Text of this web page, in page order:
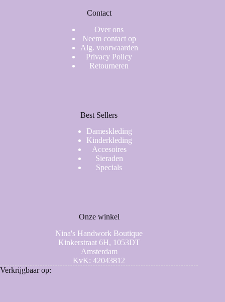
Contact
Over ons
Neem contact op
Alg. voorwaarden
Privacy Policy
Retourneren
Best Sellers
Dameskleding
Kinderkleding
Accesoires
Sieraden
Specials
Onze winkel
Nina's Handwork Boutique
Kinkerstraat 6H, 1053DT
Amsterdam
KvK: 42043812
Verkrijgbaar op: